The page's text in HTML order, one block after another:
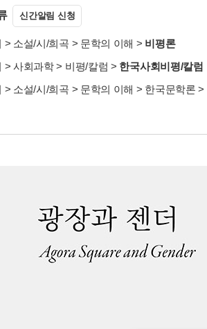
신간알림 신청
> 소설/시/희곡 > 문학의 이해 > 비평론
> 사회과학> 비평/칼럼 > 한국사회비평/칼럼
> 소설/시/희곡 > 문학의 이해 > 한국문학론 >